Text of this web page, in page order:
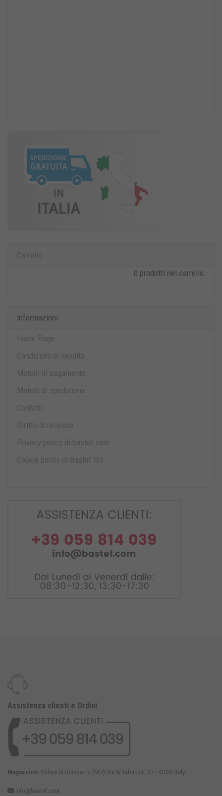
0 prodotti nel carrello.
Informazioni
Home Page
Condizioni di vendita
Metodi di pagamento
Metodi di spedizione
Contatti
Diritto di recesso
Privacy policy di bastef.com
Cookie policy di Bastef Srl
Assistenza clienti e Ordini
Magazzino: Solara di Bomporto (MO) Via W.Tabacchi, 37 - 41030 Italy
info@bastef.com